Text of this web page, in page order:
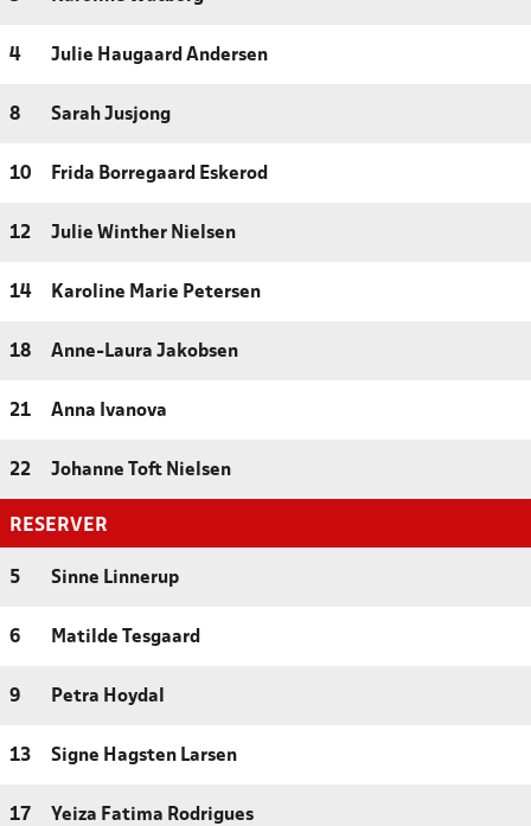
4 Julie Haugaard Andersen
8 Sarah Jusjong
10 Frida Borregaard Eskerod
12 Julie Winther Nielsen
14 Karoline Marie Petersen
18 Anne-Laura Jakobsen
21 Anna Ivanova
22 Johanne Toft Nielsen
RESERVER
5 Sinne Linnerup
6 Matilde Tesgaard
9 Petra Hoydal
13 Signe Hagsten Larsen
17 Yeiza Fatima Rodrigues